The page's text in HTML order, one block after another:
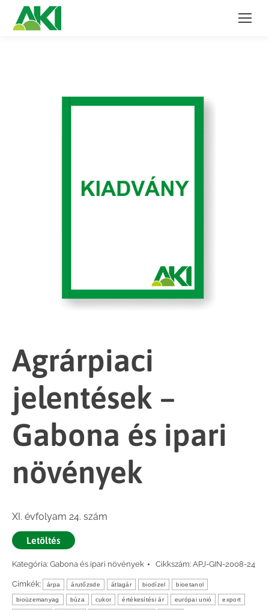
Agrárpiaci
jelentések –
Gabona és ipari
növények
XI. évfolyam 24. szám
Letöltés
Kategória: Gabona és ipari növények Cikkszám: APJ-GIN-2008-24
Címkék: árpa árutőzsde átlagár biodízel bioetanol
bioüzemanyag búza cukor értékesítési ár európai unió export